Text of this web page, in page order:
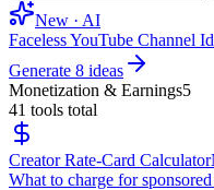
New · AI
Faceless YouTube Channel
Generate 8 ideas
Monetization & Earnings5
41 tools total
Creator Rate-Card Calculator
What to charge for